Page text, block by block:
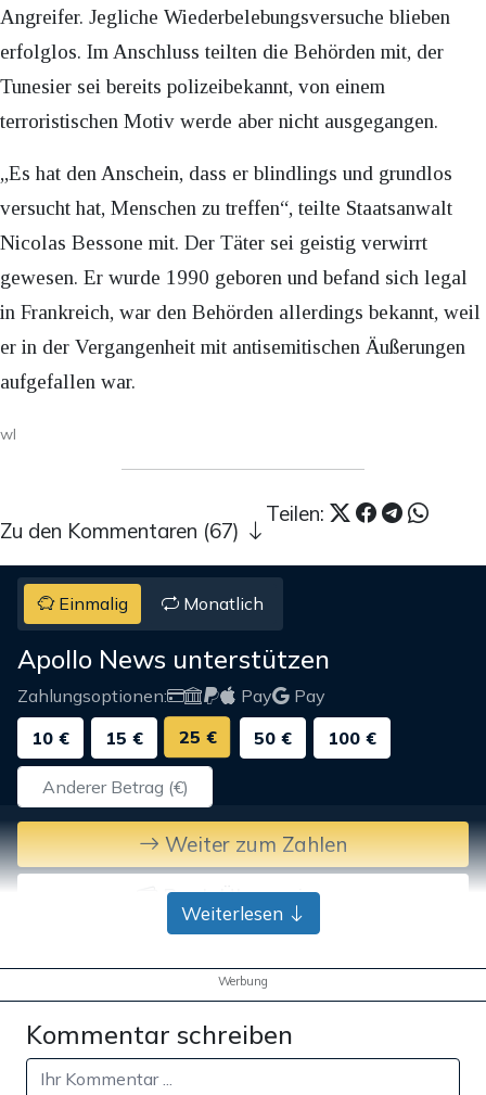
Angreifer. Jegliche Wiederbelebungsversuche blieben
erfolglos. Im Anschluss teilten die Behörden mit, der
Tunesier sei bereits polizeibekannt, von einem
terroristischen Motiv werde aber nicht ausgegangen.
„Es hat den Anschein, dass er blindlings und grundlos
versucht hat, Menschen zu treffen“, teilte Staatsanwalt
Nicolas Bessone mit. Der Täter sei geistig verwirrt
gewesen. Er wurde 1990 geboren und befand sich legal
in Frankreich, war den Behörden allerdings bekannt, weil
er in der Vergangenheit mit antisemitischen Äußerungen
aufgefallen war.
wl
Teilen:
Zu den Kommentaren (67)
Einmalig Monatlich
Apollo News unterstützen
Zahlungsoptionen: Pay
Pay
10 €
15 € 25 € 50 € 100 €
Weiter zum Zahlen
Bank-Überweisung
Weiterlesen
Werbung
Kommentar schreiben